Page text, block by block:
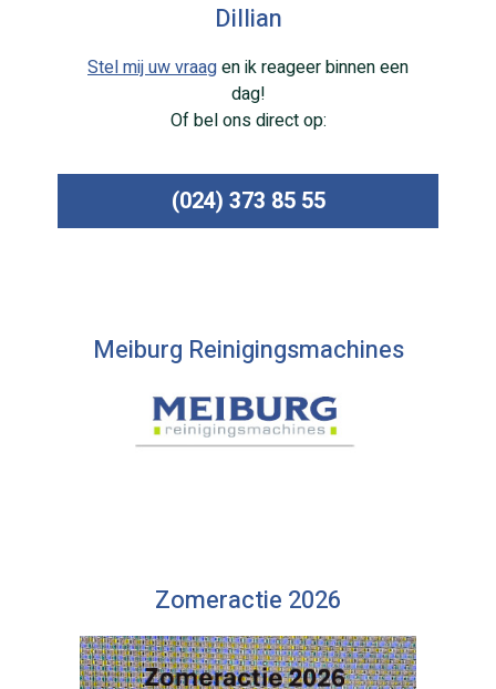
Dillian
Stel mij uw vraagen ik reageer binnen een
dag!
Of bel ons direct op:
(024) 373 85 55
Meiburg Reinigingsmachines
Zomeractie 2026